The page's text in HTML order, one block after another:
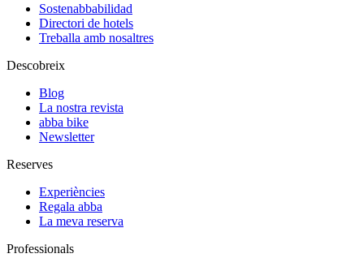
Sostenabbabilidad
Directori de hotels
Treballa amb nosaltres
Descobreix
Blog
La nostra revista
abba bike
Newsletter
Reserves
Experiències
Regala abba
La meva reserva
Professionals